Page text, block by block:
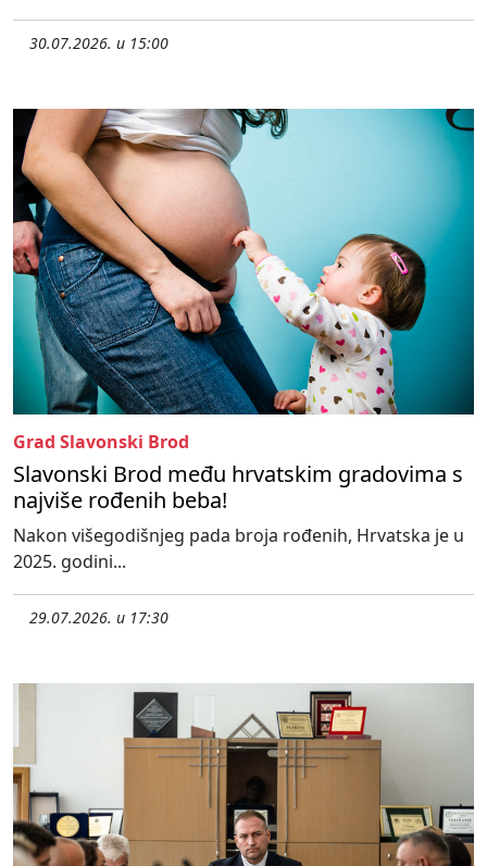
30.07.2026. u 15:00
Grad Slavonski Brod
Slavonski Brod među hrvatskim gradovima s
najviše rođenih beba!
Nakon višegodišnjeg pada broja rođenih, Hrvatska je u
2025. godini...
29.07.2026. u 17:30